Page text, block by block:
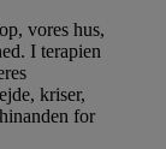
vores hus,
I terapien
kriser,
for